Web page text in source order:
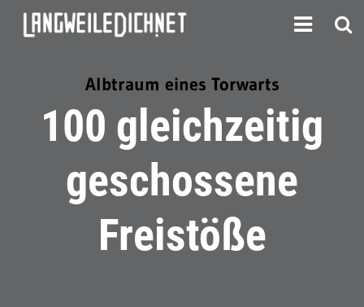
Albtraum eines Torwarts
100 gleichzeitig
geschossene
Freistöße